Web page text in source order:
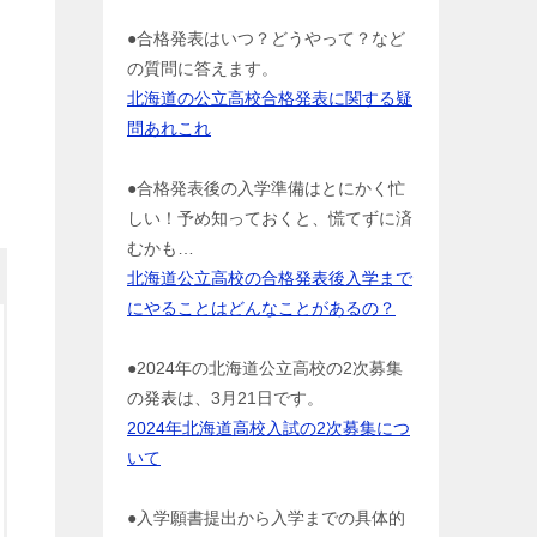
●合格発表はいつ？どうやって？など
の質問に答えます。
北海道の公立高校合格発表に関する疑
問あれこれ
●合格発表後の入学準備はとにかく忙
しい！予め知っておくと、慌てずに済
むかも…
北海道公立高校の合格発表後入学まで
にやることはどんなことがあるの？
●2024年の北海道公立高校の2次募集
の発表は、3月21日です。
2024年北海道高校入試の2次募集につ
いて
●入学願書提出から入学までの具体的